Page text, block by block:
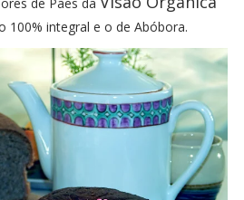
100% integral e o de Abóbora.